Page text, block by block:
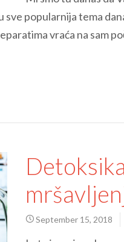
popularnija tema
vraća na sam
September 15, 2018